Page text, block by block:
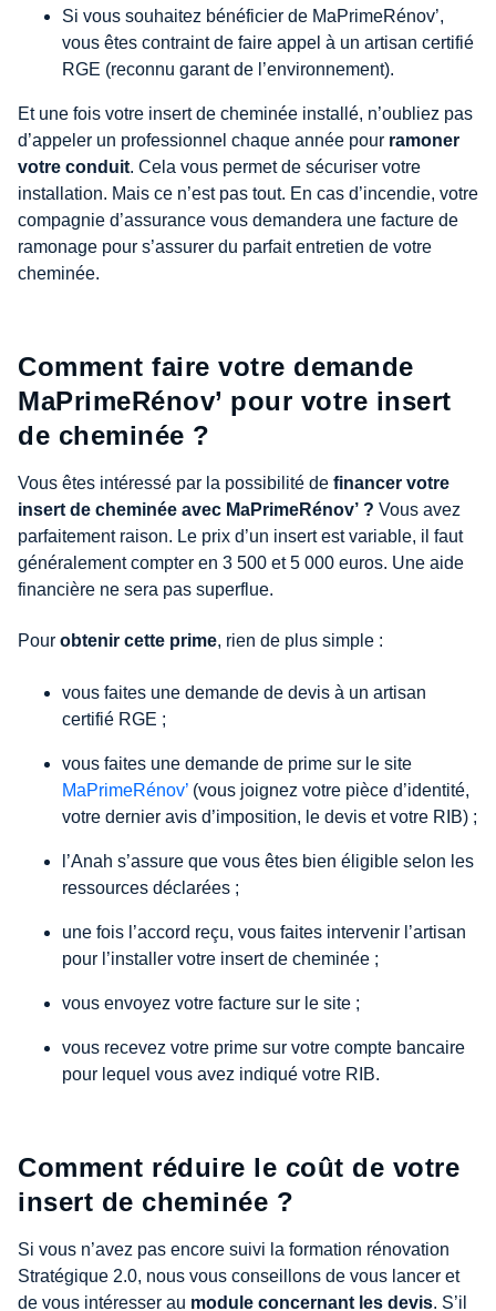
Si vous souhaitez bénéficier de MaPrimeRénov’,
vous êtes contraint de faire appel à un artisan certifié
RGE (reconnu garant de l’environnement).
Et une fois votre insert de cheminée installé, n’oubliez pas
d’appeler un professionnel chaque année pour ramoner
votre conduit. Cela vous permet de sécuriser votre
installation. Mais ce n’est pas tout. En cas d’incendie, votre
compagnie d’assurance vous demandera une facture de
ramonage pour s’assurer du parfait entretien de votre
cheminée.
Comment faire votre demande
MaPrimeRénov’ pour votre insert
de cheminée ?
Vous êtes intéressé par la possibilité de financer votre
insert de cheminée avec MaPrimeRénov’ ? Vous avez
parfaitement raison. Le prix d’un insert est variable, il faut
généralement compter en 3 500 et 5 000 euros. Une aide
financière ne sera pas superflue.
Pour obtenir cette prime, rien de plus simple :
vous faites une demande de devis à un artisan
certifié RGE ;
vous faites une demande de prime sur le site
MaPrimeRénov’ (vous joignez votre pièce d’identité,
votre dernier avis d’imposition, le devis et votre RIB) ;
l’Anah s’assure que vous êtes bien éligible selon les
ressources déclarées ;
une fois l’accord reçu, vous faites intervenir l’artisan
pour l’installer votre insert de cheminée ;
vous envoyez votre facture sur le site ;
vous recevez votre prime sur votre compte bancaire
pour lequel vous avez indiqué votre RIB.
Comment réduire le coût de votre
insert de cheminée ?
Si vous n’avez pas encore suivi la formation rénovation
Stratégique 2.0, nous vous conseillons de vous lancer et
de vous intéresser au module concernant les devis. S’il